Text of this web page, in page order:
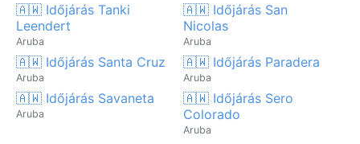
🇦🇼 Időjárás Tanki
Leendert
Aruba
🇦🇼 Időjárás San
Nicolas
Aruba
🇦🇼 Időjárás Santa Cruz
Aruba
🇦🇼 Időjárás Paradera
Aruba
🇦🇼 Időjárás Savaneta
Aruba
🇦🇼 Időjárás Sero
Colorado
Aruba